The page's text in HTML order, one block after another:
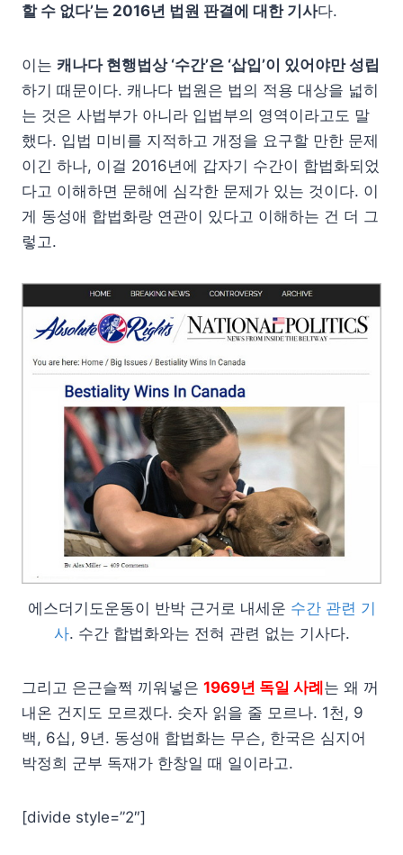
할 수 없다’는 2016년 법원 판결에 대한 기사다.
이는 캐나다 현행법상 ‘수간’은 ‘삽입’이 있어야만 성립
하기 때문이다. 캐나다 법원은 법의 적용 대상을 넓히
는 것은 사법부가 아니라 입법부의 영역이라고도 말
했다. 입법 미비를 지적하고 개정을 요구할 만한 문제
이긴 하나, 이걸 2016년에 갑자기 수간이 합법화되었
다고 이해하면 문해에 심각한 문제가 있는 것이다. 이
게 동성애 합법화랑 연관이 있다고 이해하는 건 더 그
렇고.
에스더기도운동이 반박 근거로 내세운 수간 관련 기
사. 수간 합법화와는 전혀 관련 없는 기사다.
그리고 은근슬쩍 끼워넣은 1969년 독일 사례 는 왜 꺼
내온 건지도 모르겠다. 숫자 읽을 줄 모르나. 1천, 9
백, 6십, 9년. 동성애 합법화는 무슨, 한국은 심지어
박정희 군부 독재가 한창일 때 일이라고.
[divide style=”2″]